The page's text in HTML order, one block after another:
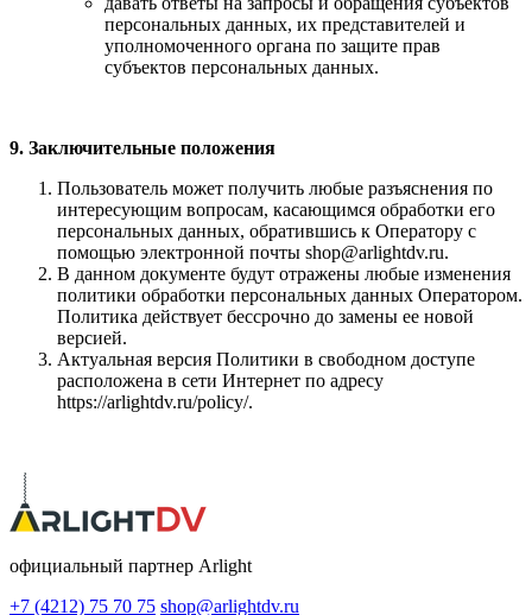
персональных данных, их представителей и
уполномоченного органа по защите прав
субъектов персональных данных.
9. Заключительные положения
Пользователь может получить любые разъяснения по
интересующим вопросам, касающимся обработки его
персональных данных, обратившись к Оператору с
помощью электронной почты shop@arlightdv.ru.
В данном документе будут отражены любые изменения
политики обработки персональных данных Оператором.
Политика действует бессрочно до замены ее новой
версией.
Актуальная версия Политики в свободном доступе
расположена в сети Интернет по адресу
https://arlightdv.ru/policy/.
официальный партнер Arlight
+7 (4212) 75 70 75 shop@arlightdv.ru